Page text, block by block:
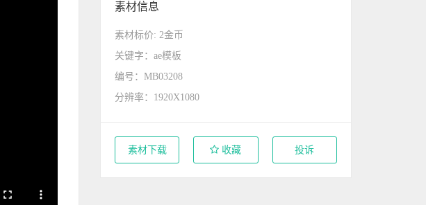
素材信息
素材标价: 2金币
关键字：ae模板
编号：MB03208
分辨率：1920X1080
素材下载 收藏 投诉